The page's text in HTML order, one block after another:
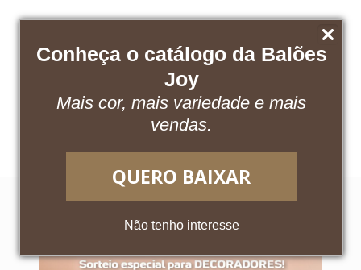
Conheça o catálogo da Balões
Joy
Mais cor, mais variedade e mais
vendas.
QUERO BAIXAR
Não tenho interesse
Baixe nosso catálogo Acesse o App